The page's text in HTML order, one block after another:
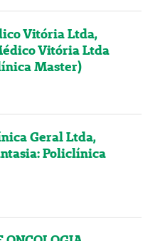
Vitória Ltda,
Vitória Ltda
Master)
Geral Ltda,
Policlínica